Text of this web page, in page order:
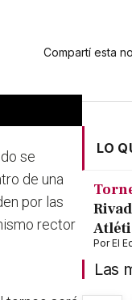
Compartí esta
se
de una
por las
rector
LO
PorEl
Las